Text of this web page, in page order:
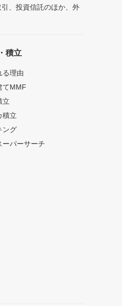
、投資信託のほか、外
積立
る理由
てMMF
立
積立
ング
ーパーサーチ